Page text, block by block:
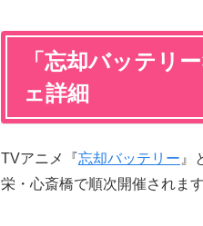
「忘却バッテリ
ェ詳細
TVアニメ『忘却バッテリー 』
栄・心斎橋で順次開催されます